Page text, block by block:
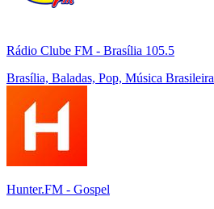
Rádio Clube FM - Brasília 105.5
Brasília, Baladas, Pop, Música Brasileira
Hunter.FM - Gospel